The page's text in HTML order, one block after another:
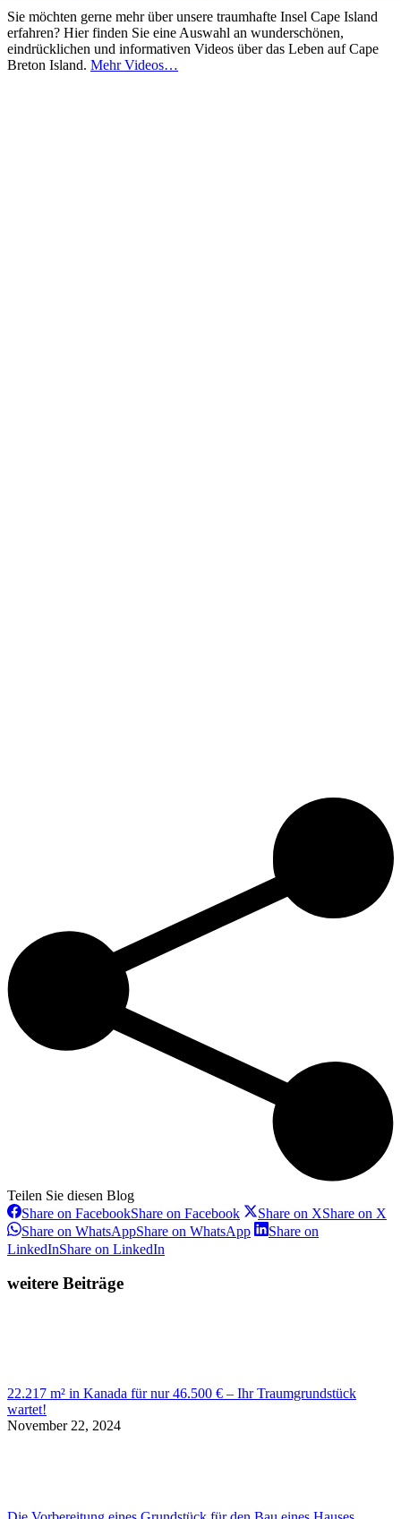
Sie möchten gerne mehr über unsere traumhafte Insel Cape Island
erfahren? Hier finden Sie eine Auswahl an wunderschönen,
eindrücklichen und informativen Videos über das Leben auf Cape
Breton Island. Mehr Videos…
Teilen Sie diesen Blog
Share on FacebookShare on Facebook Share on XShare on X
Share on WhatsAppShare on WhatsApp
Share on
LinkedInShare on LinkedIn
weitere Beiträge
22.217 m² in Kanada für nur 46.500 € – Ihr Traumgrundstück
wartet!
November 22, 2024